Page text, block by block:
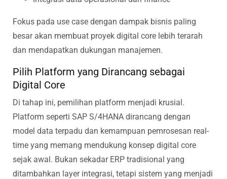
Fokus pada use case dengan dampak bisnis paling
besar akan membuat proyek digital core lebih terarah
dan mendapatkan dukungan manajemen.
Pilih Platform yang Dirancang sebagai
Digital Core
Di tahap ini, pemilihan platform menjadi krusial.
Platform seperti SAP S/4HANA dirancang dengan
model data terpadu dan kemampuan pemrosesan real-
time yang memang mendukung konsep digital core
sejak awal. Bukan sekadar ERP tradisional yang
ditambahkan layer integrasi, tetapi sistem yang menjadi